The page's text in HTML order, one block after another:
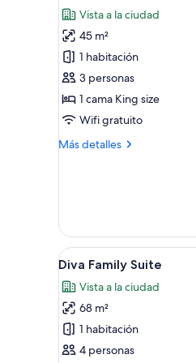
las
fotos
de
Habitación
de
lujo
Vista a la ciudad
45 m²
1 habitación
3 personas
1 cama King size
Wifi gratuito
Más detalles
Más
Ver
todas
las
fotos
de
Diva
6
Diva Family Suite
Vista a la ciudad
68 m²
1 habitación
4 personas